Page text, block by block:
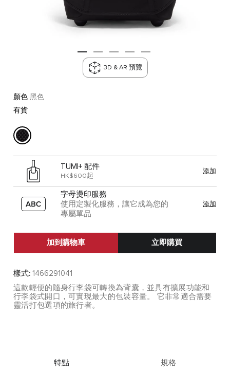
3D & AR 預覽
顏色 黑色
有貨
TUMI+ 配件
HK$600起
添加
字母燙印服務
使用定製化服務，讓它成為您的
專屬單品
添加
加到購物車 立即購買
樣式: 1466291041
這款輕便的隨身行李袋可轉換為背囊，並具有擴展功能和
行李袋式開口，可實現最大的包裝容量。 它非常適合需要
靈活打包選項的旅行者。
特點 規格